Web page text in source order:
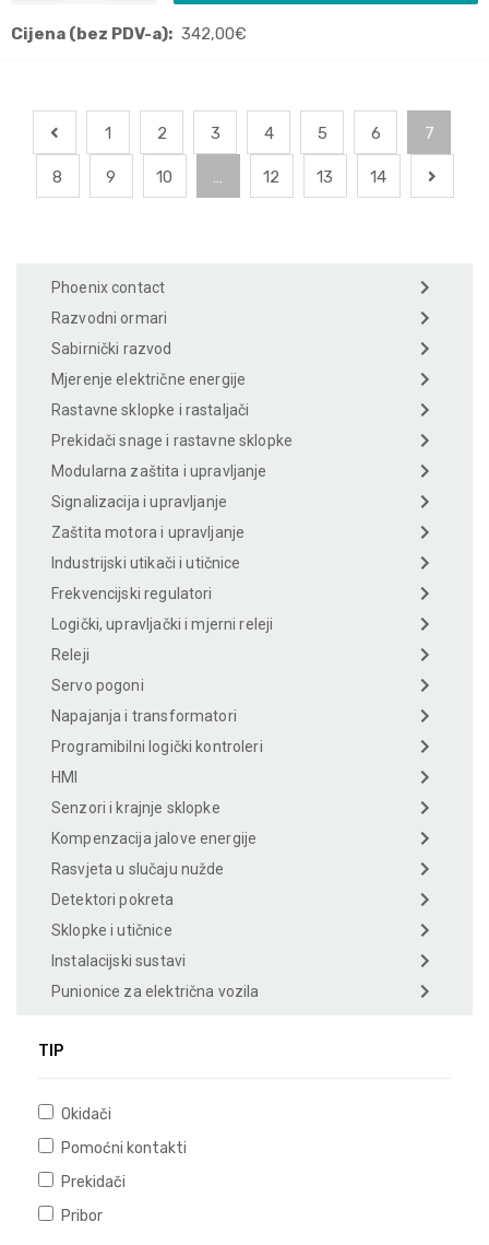
Cijena (bez PDV-a): 342,00€
1 2 3 4 5 6 7
8 9 10 … 12 13 14
Phoenix contact
Razvodni ormari
Sabirnički razvod
Mjerenje električne energije
Rastavne sklopke i rastaljači
Prekidači snage i rastavne sklopke
Modularna zaštita i upravljanje
Signalizacija i upravljanje
Zaštita motora i upravljanje
Industrijski utikači i utičnice
Frekvencijski regulatori
Logički, upravljački i mjerni releji
Releji
Servo pogoni
Napajanja i transformatori
Programibilni logički kontroleri
HMI
Senzori i krajnje sklopke
Kompenzacija jalove energije
Rasvjeta u slučaju nužde
Detektori pokreta
Sklopke i utičnice
Instalacijski sustavi
Punionice za električna vozila
TIP
Okidači
Pomoćni kontakti
Prekidači
Pribor